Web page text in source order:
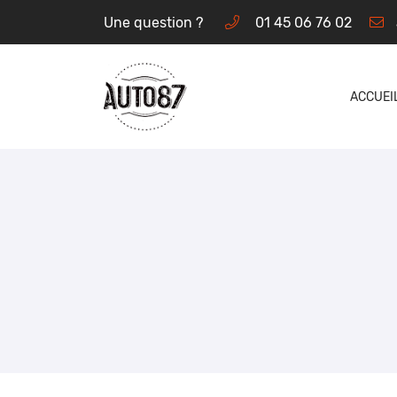
Une question ? 01 45 06 76 02
92000 NANTERRE
01 45 06 76 02